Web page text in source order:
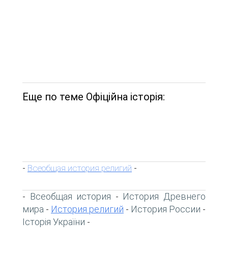
Еще по теме Офіційна історія:
- Всеобщая история религий -
- Всеобщая история - История Древнего
мира - История религий - История России -
Історія України -